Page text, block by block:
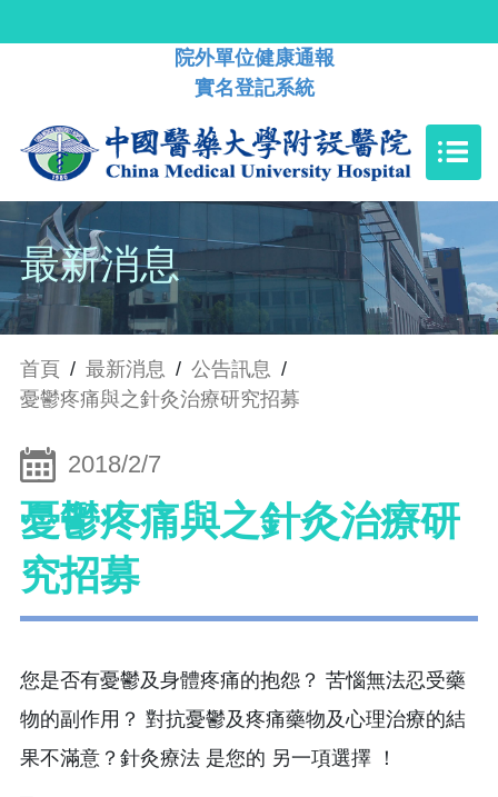
院外單位健康通報
實名登記系統
最新消息
首頁 / 最新消息 / 公告訊息 /
憂鬱疼痛與之針灸治療研究招募
2018/2/7
憂鬱疼痛與之針灸治療研
究招募
您是否有憂鬱及身體疼痛的抱怨？ 苦惱無法忍受藥
物的副作用？ 對抗憂鬱及疼痛藥物及心理治療的結
果不滿意？針灸療法 是您的 另一項選擇 ！